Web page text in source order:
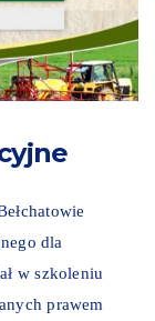
dla
w szkoleniu
prawem